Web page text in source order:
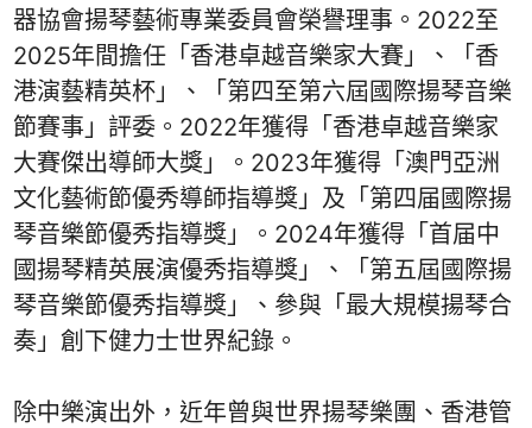
器協會揚琴藝術專業委員會榮譽理事。2022至
2025年間擔任「香港卓越音樂家大賽」、「香
港演藝精英杯」、「第四至第六屆國際揚琴音樂
節賽事」評委。2022年獲得「香港卓越音樂家
大賽傑出導師大獎」。2023年獲得「澳門亞洲
文化藝術節優秀導師指導獎」及「第四届國際揚
琴音樂節優秀指導獎」。2024年獲得「首届中
國揚琴精英展演優秀指導獎」、「第五屆國際揚
琴音樂節優秀指導獎」、參與「最大規模揚琴合
奏」創下健力士世界紀錄。
除中樂演出外，近年曾與世界揚琴樂團、香港管